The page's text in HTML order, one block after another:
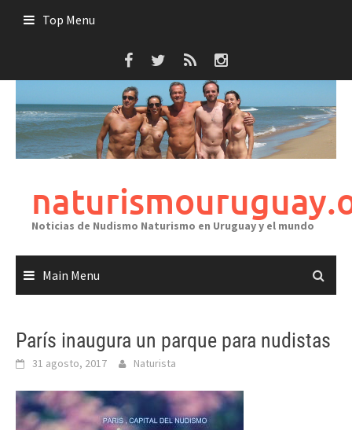
Top Menu
Noticias de Nudismo Naturismo en Uruguay y el mundo
Main Menu
París inaugura un parque para nudistas
31 agosto, 2017 Naturista